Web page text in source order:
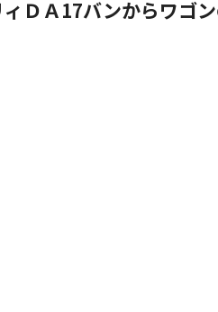
ＤＡ17バンからワゴ